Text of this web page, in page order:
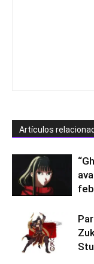
Artículos